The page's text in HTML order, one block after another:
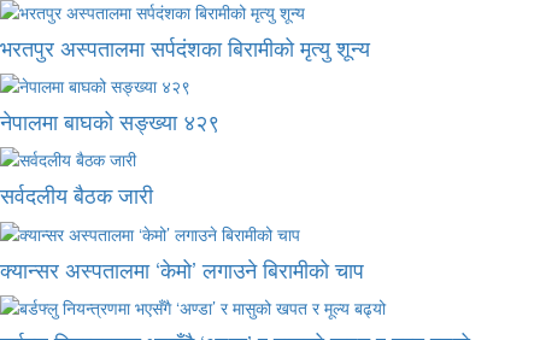
भरतपुर अस्पतालमा सर्पदंशका बिरामीको मृत्यु शून्य
नेपालमा बाघको सङ्ख्या ४२९
सर्वदलीय बैठक जारी
क्यान्सर अस्पतालमा ‘केमो’ लगाउने बिरामीको चाप